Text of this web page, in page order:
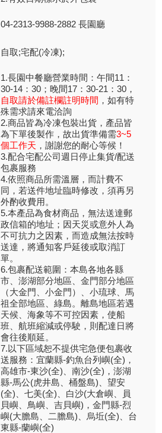
04-2313-9988-2882 長園廳
自取;宅配(冷凍);
1.長園中餐廳營業時間：午間11：
30-14：30；晚間17：30-21：30，
自取請於備註欄註明時間 ，如有特
殊需求請來電洽詢
2.商品皆為冷凍包裝出貨，產品皆
為下單後製作，故出貨準備需3~5
個工作天 ，謝謝您的耐心等候！
3.配合宅配公司週日停止集貨/配送
包裹服務
4.依照商品所需溫層，而計費不
同，若送件地址臨時修改，須再另
外酌收費用。
5.本產品為食材商品，無法送達郵
政信箱的地址；因天災或意外人為
不可抗力之因素，而造成無法按時
送達，將通知客戶延後或取消訂
單。
6.包裹配送範圍：本島各地各縣
市、澎湖部分地區、金門部分地區
（大金門、小金門）、小琉球、馬
祖全部地區、綠島。離島地區若遇
天候、海象等不可控因素，使船
班、航班縮減或停駛，則配達日將
會往後順延。
7.以下區域恕不提供宅急便包裹收
送服務：宜蘭縣-釣魚台列嶼(全)，
高雄市-東沙(全)、南沙(全)，澎湖
縣-馬公(虎井島、桶盤島)、望安
(全)、七美(全)、白沙(大倉嶼、員
貝嶼、鳥嶼、吉貝嶼)，金門縣-烈
嶼(大膽島、二膽島)、烏坵(全)、台
東縣-蘭嶼(全)